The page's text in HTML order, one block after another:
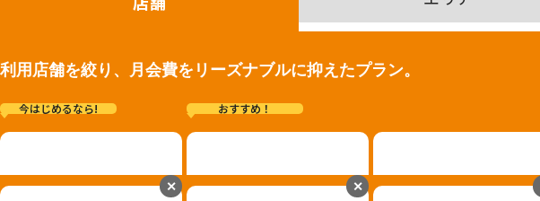
利用店舗を絞り、月会費をリーズナブルに抑えたプラン。
今はじめるなら!
✕
おすすめ！
✕